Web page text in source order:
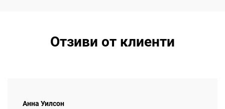
Отзиви от клиенти
Анна Уилсон